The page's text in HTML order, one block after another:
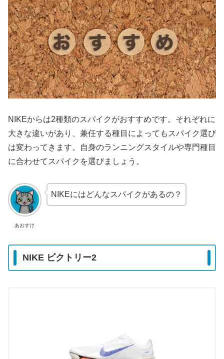
NIKEからは2種類のスパイクがおすすめです。それぞれに
大きな違いがあり、兼任する種目によってもスパイク選び
は変わってきます。自身のランニングスタイルや専門種目
に合わせてスパイクを選びましょう。
あおすけ
NIKEにはどんなスパイクがあるの？
NIKE ビクトリー2